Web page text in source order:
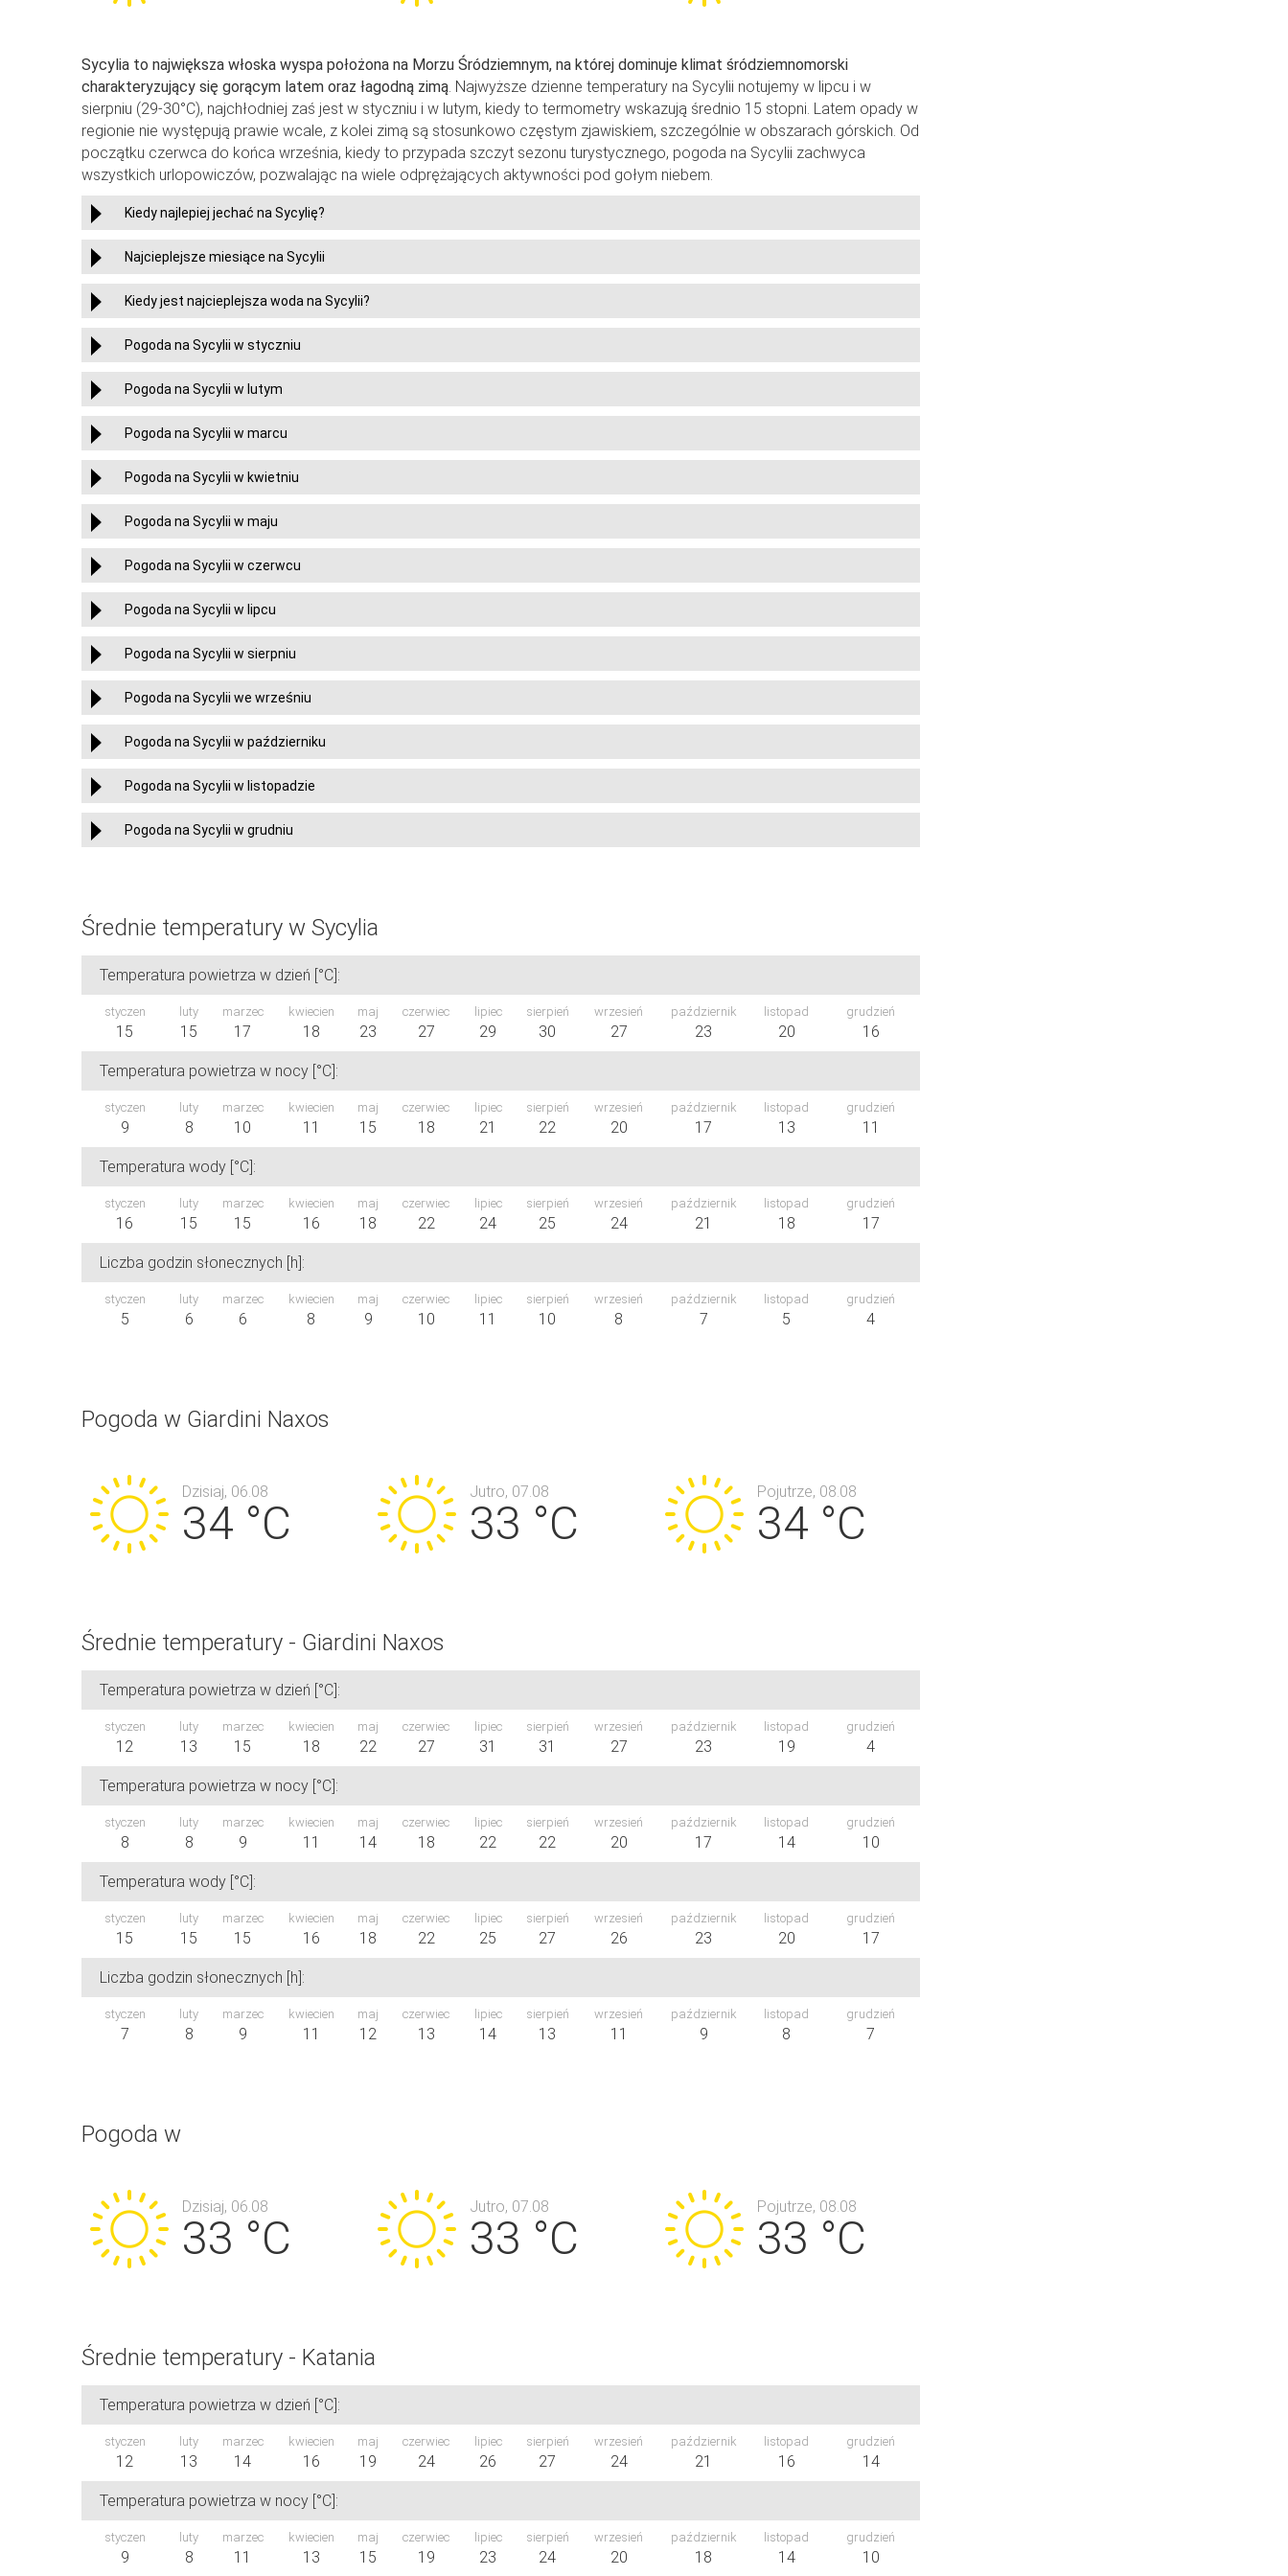
Sycylia to największa włoska wyspa położona na Morzu Śródziemnym, na której dominuje klimat śródziemnomorski
charakteryzujący się gorącym latem oraz łagodną zimą. Najwyższe dzienne temperatury na Sycylii notujemy w lipcu i w
sierpniu (29-30°C), najchłodniej zaś jest w styczniu i w lutym, kiedy to termometry wskazują średnio 15 stopni. Latem opady w
regionie nie występują prawie wcale, z kolei zimą są stosunkowo częstym zjawiskiem, szczególnie w obszarach górskich. Od
początku czerwca do końca września, kiedy to przypada szczyt sezonu turystycznego, pogoda na Sycylii zachwyca
wszystkich urlopowiczów, pozwalając na wiele odprężających aktywności pod gołym niebem.
Kiedy najlepiej jechać na Sycylię?
Najcieplejsze miesiące na Sycylii
Kiedy jest najcieplejsza woda na Sycylii?
Pogoda na Sycylii w styczniu
Pogoda na Sycylii w lutym
Pogoda na Sycylii w marcu
Pogoda na Sycylii w kwietniu
Pogoda na Sycylii w maju
Pogoda na Sycylii w czerwcu
Pogoda na Sycylii w lipcu
Pogoda na Sycylii w sierpniu
Pogoda na Sycylii we wrześniu
Pogoda na Sycylii w październiku
Pogoda na Sycylii w listopadzie
Pogoda na Sycylii w grudniu
Średnie temperatury w Sycylia
Temperatura powietrza w dzień [°C]:
styczen
15
luty
15
marzec
17
kwiecien
18
maj
23
czerwiec
27
lipiec
29
sierpień
30
wrzesień
27
październik
23
listopad
20
grudzień
16
Temperatura powietrza w nocy [°C]:
styczen
9
luty
8
marzec
10
kwiecien
11
maj
15
czerwiec
18
lipiec
21
sierpień
22
wrzesień
20
październik
17
listopad
13
grudzień
11
Temperatura wody [°C]:
styczen
16
luty
15
marzec
15
kwiecien
16
maj
18
czerwiec
22
lipiec
24
sierpień
25
wrzesień
24
październik
21
listopad
18
grudzień
17
Liczba godzin słonecznych [h]:
styczen
5
luty
6
marzec
6
kwiecien
8
maj
9
czerwiec
10
lipiec
11
sierpień
10
wrzesień
8
październik
7
listopad
5
grudzień
4
Pogoda w Giardini Naxos
Dzisiaj, 06.08
34 °C
Jutro, 07.08
33 °C
Pojutrze, 08.08
34 °C
Średnie temperatury - Giardini Naxos
Temperatura powietrza w dzień [°C]:
styczen
12
luty
13
marzec
15
kwiecien
18
maj
22
czerwiec
27
lipiec
31
sierpień
31
wrzesień
27
październik
23
listopad
19
grudzień
4
Temperatura powietrza w nocy [°C]:
styczen
8
luty
8
marzec
9
kwiecien
11
maj
14
czerwiec
18
lipiec
22
sierpień
22
wrzesień
20
październik
17
listopad
14
grudzień
10
Temperatura wody [°C]:
styczen
15
luty
15
marzec
15
kwiecien
16
maj
18
czerwiec
22
lipiec
25
sierpień
27
wrzesień
26
październik
23
listopad
20
grudzień
17
Liczba godzin słonecznych [h]:
styczen
7
luty
8
marzec
9
kwiecien
11
maj
12
czerwiec
13
lipiec
14
sierpień
13
wrzesień
11
październik
9
listopad
8
grudzień
7
Pogoda w
Dzisiaj, 06.08
33 °C
Jutro, 07.08
33 °C
Pojutrze, 08.08
33 °C
Średnie temperatury - Katania
Temperatura powietrza w dzień [°C]:
styczen
12
luty
13
marzec
14
kwiecien
16
maj
19
czerwiec
24
lipiec
26
sierpień
27
wrzesień
24
październik
21
listopad
16
grudzień
14
Temperatura powietrza w nocy [°C]:
styczen
9
luty
8
marzec
11
kwiecien
13
maj
15
czerwiec
19
lipiec
23
sierpień
24
wrzesień
20
październik
18
listopad
14
grudzień
10